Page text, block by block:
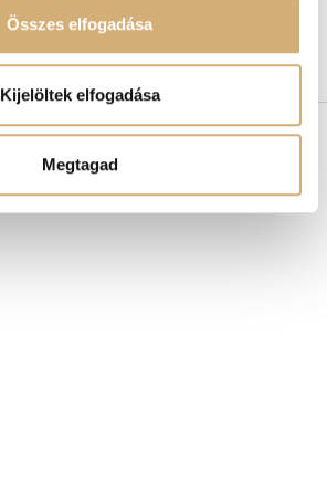
Összes elfogadása
Kijelöltek elfogadása
Megtagad